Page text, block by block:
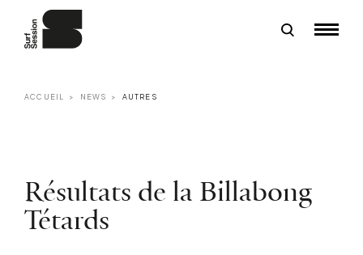
ACCUEIL NEWS AUTRES
Résultats de la Billabong
Tétards